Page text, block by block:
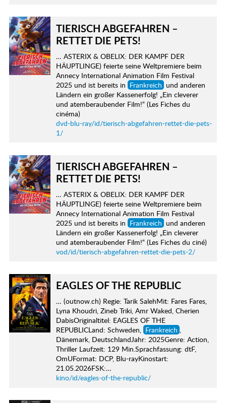
TIERISCH ABGEFAHREN –
RETTET DIE PETS!
… ASTERIX & OBELIX: DER KAMPF DER
HÄUPTLINGE) feierte seine Weltpremiere beim
Annecy International Animation Film Festival
2025 und ist bereits in Frankreich und anderen
Ländern ein großer Kassenerfolg! „Ein cleverer
und atemberaubender Film!“ (Les Fiches du
cinéma)
dvd-blu-ray/id/tierisch-abgefahren-rettet-die-pets-
1/
TIERISCH ABGEFAHREN –
RETTET DIE PETS!
… ASTERIX & OBELIX: DER KAMPF DER
HÄUPTLINGE) feierte seine Weltpremiere beim
Annecy International Animation Film Festival
2025 und ist bereits in Frankreich und anderen
Ländern ein großer Kassenerfolg! „Ein cleverer
und atemberaubender Film!“ (Les Fiches du ciné)
vod/id/tierisch-abgefahren-rettet-die-pets-2/
EAGLES OF THE REPUBLIC
… (outnow.ch) Regie: Tarik SalehMit: Fares Fares,
Lyna Khoudri, Zineb Triki, Amr Waked, Cherien
DabisOriginaltitel: EAGLES OF THE
REPUBLICLand: Schweden, Frankreich ,
Dänemark, DeutschlandJahr: 2025Genre: Action,
Thriller Laufzeit: 129 Min.Sprachfassung: dtF,
OmUFormat: DCP, Blu-rayKinostart:
21.05.2026FSK:…
kino/id/eagles-of-the-republic/